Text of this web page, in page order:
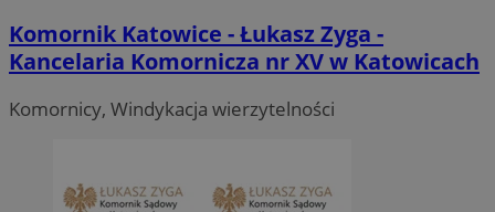
Komornik Katowice - Łukasz Zyga -
Kancelaria Komornicza nr XV w Katowicach
Komornicy, Windykacja wierzytelności